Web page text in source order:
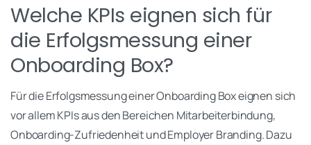
Welche KPIs eignen sich für
die Erfolgsmessung einer
Onboarding Box?
Für die Erfolgsmessung einer Onboarding Box eignen sich
vor allem KPIs aus den Bereichen Mitarbeiterbindung,
Onboarding-Zufriedenheit und Employer Branding. Dazu